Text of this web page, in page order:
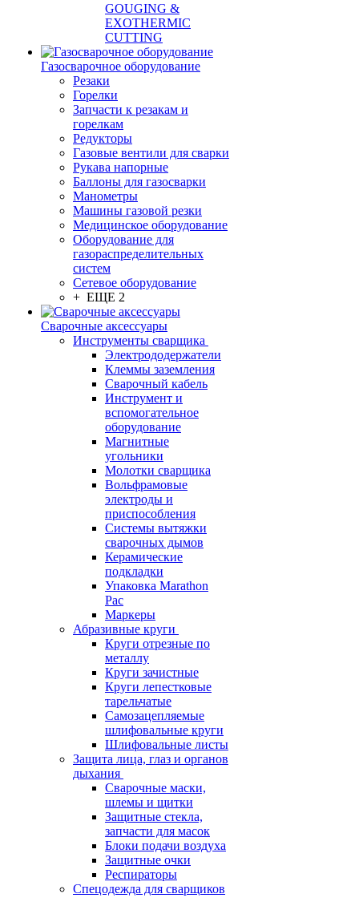
GOUGING &
EXOTHERMIC
CUTTING
Газосварочное оборудование
Резаки
Горелки
Запчасти к резакам и
горелкам
Редукторы
Газовые вентили для сварки
Рукава напорные
Баллоны для газосварки
Манометры
Машины газовой резки
Медицинское оборудование
Оборудование для
газораспределительных
систем
Сетевое оборудование
+ ЕЩЕ 2
Сварочные аксессуары
Инструменты сварщика
Электрододержатели
Клеммы заземления
Сварочный кабель
Инструмент и
вспомогательное
оборудование
Магнитные
угольники
Молотки сварщика
Вольфрамовые
электроды и
приспособления
Системы вытяжки
сварочных дымов
Керамические
подкладки
Упаковка Marathon
Pac
Маркеры
Абразивные круги
Круги отрезные по
металлу
Круги зачистные
Круги лепестковые
тарельчатые
Самозацепляемые
шлифовальные круги
Шлифовальные листы
Защита лица, глаз и органов
дыхания
Сварочные маски,
шлемы и щитки
Защитные стекла,
запчасти для масок
Блоки подачи воздуха
Защитные очки
Респираторы
Спецодежда для сварщиков